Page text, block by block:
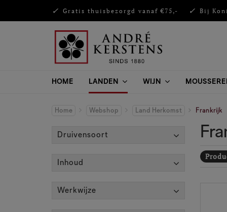
Gratis thuisbezorgd vanaf €75,- Bij
HOME LANDEN WIJN
Home Webshop Land Herkomst Frankrijk
Druivensoort
Inhoud
Werkwijze